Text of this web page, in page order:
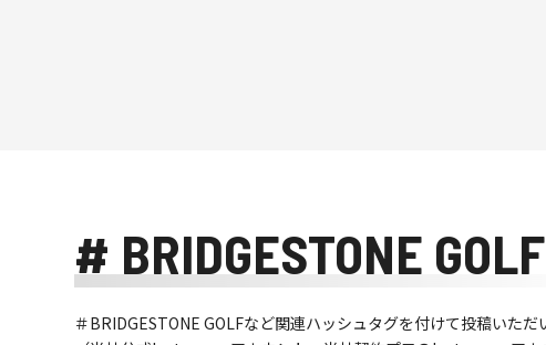
# BRIDGESTONE GOLF
＃BRIDGESTONE GOLFなど関連ハッシュタグを付けて投稿いただ